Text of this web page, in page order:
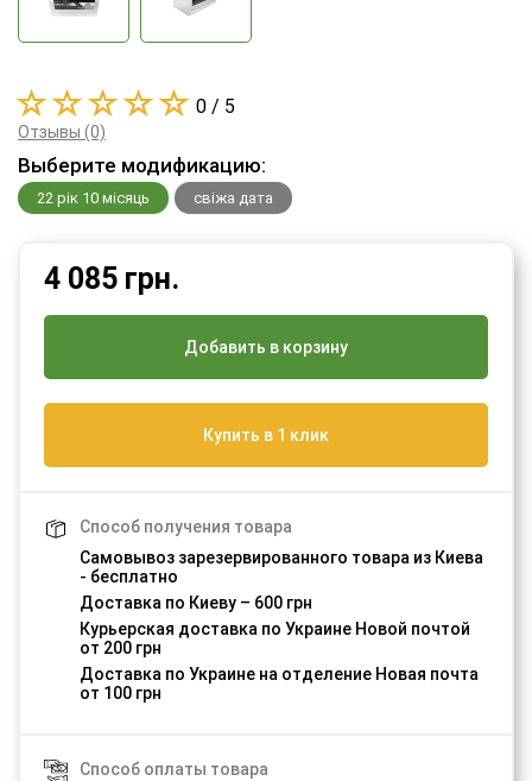
4 085 грн.
Добавить в корзину
Купить в 1 клик
Способ получения товара
Самовывоз зарезервированного товара из Киева
- бесплатно
Доставка по Киеву – 600 грн
Курьерская доставка по Украине Новой почтой
от 200 грн
Доставка по Украине на отделение Новая почта
от 100 грн
Способ оплаты товара
0 / 5
Отзывы (0)
Выберите модификацию:
22 рік 10 місяць свіжа дата